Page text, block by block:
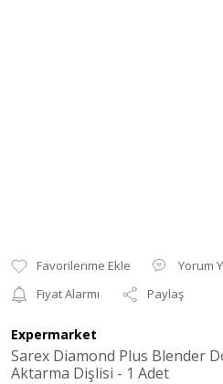
Yorum
Fiyat Alarmı
Paylaş
Expermarket
Sarex Diamond Plus Blender
Aktarma Dişlisi - 1 Adet